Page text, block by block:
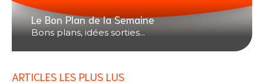
Le Bon Plan de la Semaine
Bons plans, idées sorties...
ARTICLES LES PLUS LUS